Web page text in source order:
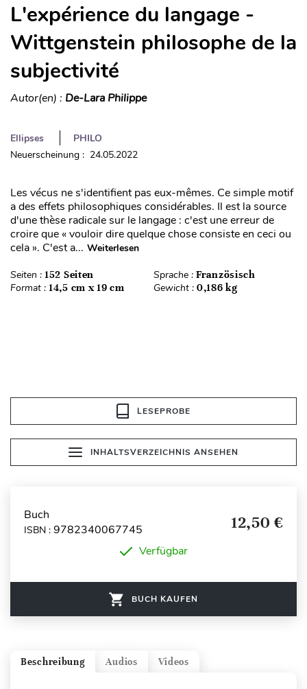
L'expérience du langage -
Wittgenstein philosophe de la
subjectivité
Autor(en) : De-Lara Philippe
Ellipses
PHILO
Neuerscheinung : 24.05.2022
Les vécus ne s'identifient pas eux-mêmes. Ce simple motif
a des effets philosophiques considérables. Il est la source
d'une thèse radicale sur le langage : c'est une erreur de
croire que « vouloir dire quelque chose consiste en ceci ou
cela ». C'est a... Weiterlesen
Seiten : 152 Seiten Sprache : Französisch
Format : 14,5 cm x 19 cm Gewicht : 0,186 kg
LESEPROBE
INHALTSVERZEICHNIS ANSEHEN
Buch
ISBN : 9782340067745 12,50 €
Verfügbar
BUCH KAUFEN
Videos
Audios
Beschreibung